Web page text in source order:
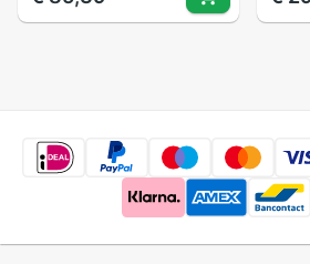
Voelde Voor 9 Voet
Tip